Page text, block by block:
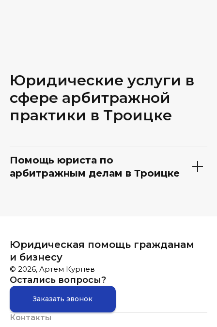
Юридические услуги в
сфере арбитражной
практики в Троицке
Помощь юриста по
арбитражным делам в Троицке
Юридическая помощь гражданам
и бизнесу
© 2026, Артем Курнев
Остались вопросы?
Заказать звонок
Контакты